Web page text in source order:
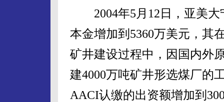
2004年5月12日，亚美大
本金增加到5360万美元，其
矿井建设过程中，因国内外
建4000万吨矿井形选煤厂的
AACI认缴的出资额增加到